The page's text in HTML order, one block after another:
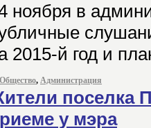
ноября в
2015-й год и
Общество, Администрация
поселка
у мэра